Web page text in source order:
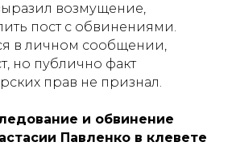
возмущение,
пост с обвинениями.
в личном сообщении,
но публично факт
прав не признал.
и обвинение
Павленко в клевете